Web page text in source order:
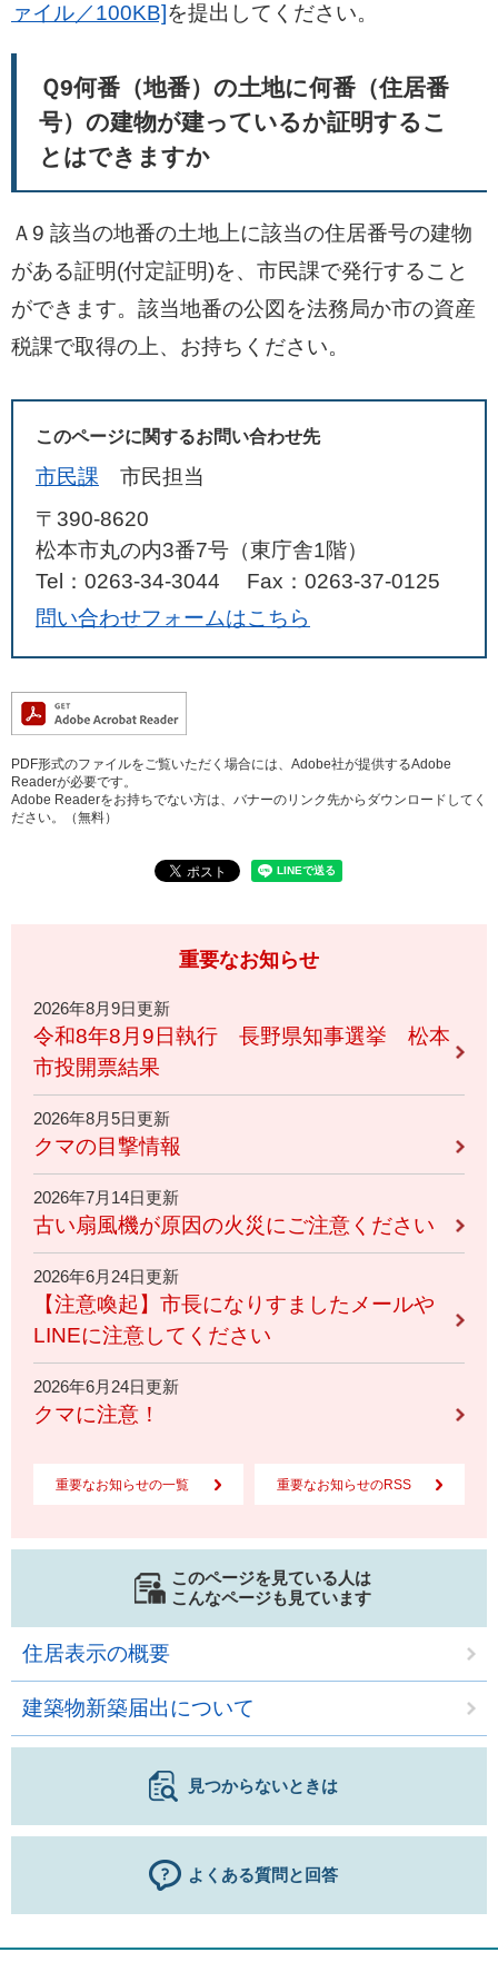
ァイル／100KB]を提出してください。
Ｑ9何番（地番）の土地に何番（住居番
号）の建物が建っているか証明するこ
とはできますか
Ａ9 該当の地番の土地上に該当の住居番号の建物
がある証明(付定証明)を、市民課で発行すること
ができます。該当地番の公図を法務局か市の資産
税課で取得の上、お持ちください。
このページに関するお問い合わせ先
市民課
市民担当
〒390-8620
松本市丸の内3番7号（東庁舎1階）
Tel：0263-34-3044
Fax：0263-37-0125
問い合わせフォームはこちら
PDF形式のファイルをご覧いただく場合には、Adobe社が提供するAdobe
Readerが必要です。
Adobe Readerをお持ちでない方は、バナーのリンク先からダウンロードしてく
ださい。（無料）
重要なお知らせ
2026年8月9日更新
令和8年8月9日執行 長野県知事選挙 松本
市投開票結果
2026年8月5日更新
クマの目撃情報
2026年7月14日更新
古い扇風機が原因の火災にご注意ください
2026年6月24日更新
【注意喚起】市長になりすましたメールや
LINEに注意してください
2026年6月24日更新
クマに注意！
重要なお知らせの一覧 重要なお知らせのRSS
このページを見ている人は
こんなページも見ています
住居表示の概要
建築物新築届出について
見つからないときは
よくある質問と回答